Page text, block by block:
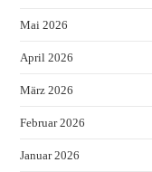
Mai 2026
April 2026
März 2026
Februar 2026
Januar 2026